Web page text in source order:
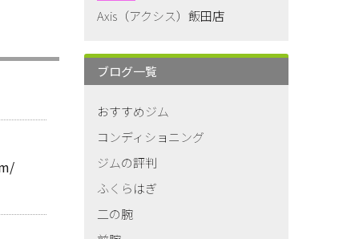
Axis（アクシス）飯田店
ブログ一覧
おすすめジム
コンディショニング
ジムの評判
ふくらはぎ
二の腕